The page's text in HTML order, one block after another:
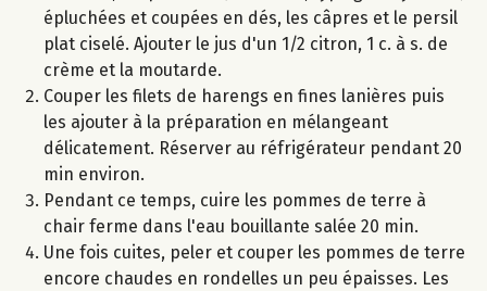
épluchées et coupées en dés, les câpres et le persil
plat ciselé. Ajouter le jus d'un 1/2 citron, 1 c. à s. de
crème et la moutarde.
Couper les filets de harengs en fines lanières puis
les ajouter à la préparation en mélangeant
délicatement. Réserver au réfrigérateur pendant 20
min environ.
Pendant ce temps, cuire les pommes de terre à
chair ferme dans l'eau bouillante salée 20 min.
Une fois cuites, peler et couper les pommes de terre
encore chaudes en rondelles un peu épaisses. Les